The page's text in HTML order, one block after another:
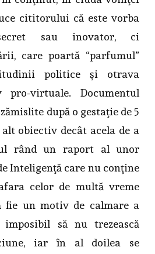
cititorului că este vorba
sau inovator, ci
care poartă “parfumul”
politice şi otrava
pro-virtuale. Documentul
după o gestaţie de 5
obiectiv decât acela de a
rând un raport al unor
Inteligenţă care nu conţine
celor de multă vreme
fie un motiv de calmare a
să nu trezească
iar în al doilea se